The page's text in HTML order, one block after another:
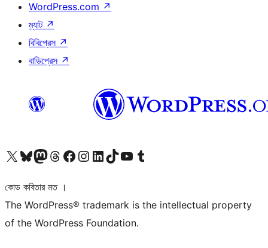
WordPress.com ↗
ম্যাট ↗
বিবিপ্রেস ↗
বাডিপ্রেস ↗
আমাদের X (আগের টুইটার) অ্যাকাউন্টে যানআমাদের Bluesky অ্যাকাউন্টটি দেখুনআমাদের মাস্টোডন অ্যাকাউন্টটি দেখুনআমাদের থ্রেডস অ্যাকাউন্টটি দেখুনআমাদের ফেসবুক পেজ দেখুনআমাদের ইন্সটাগ্রাম অ্যাকাউন্ট দেখুনআমাদের লিঙ্কডইন অ্যাকাউন্টে যানআমাদের TikTok অ্যাকাউন্টটি দেখুনআমাদের ইউটিউব চ্যানেলে যান আমাদের টাম্বলার অ্যাকাউন্ট দেখুন
কোড কবিতার মত ।
The WordPress® trademark is the intellectual property
of the WordPress Foundation.